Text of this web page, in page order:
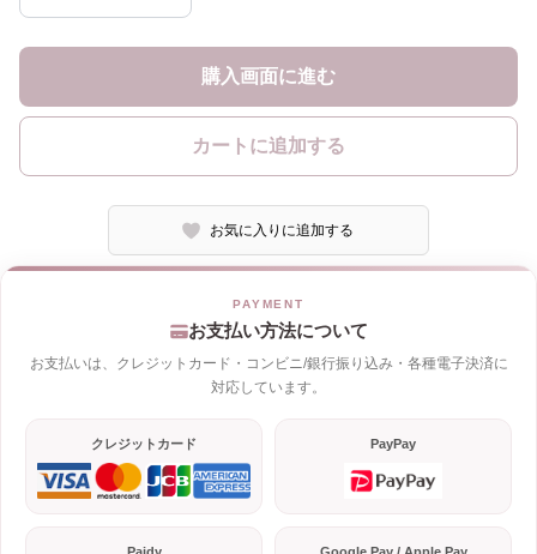
購入画面に進む
カートに追加する
お気に入りに追加する
お支払い方法について
お支払いは、クレジットカード・コンビニ/銀行振り込み・各種電子決済に
対応しています。
クレジットカード PayPay